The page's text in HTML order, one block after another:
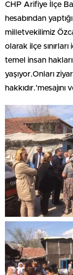
CHP Arifiye İlçe
hesabından
milletvekilimiz
olarak ilçe
temel insan
yaşıyor.Onları
hakkıdır.’mesajını